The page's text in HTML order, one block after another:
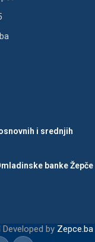
i srednjih
banke Žepče
Developed by Zepce.ba